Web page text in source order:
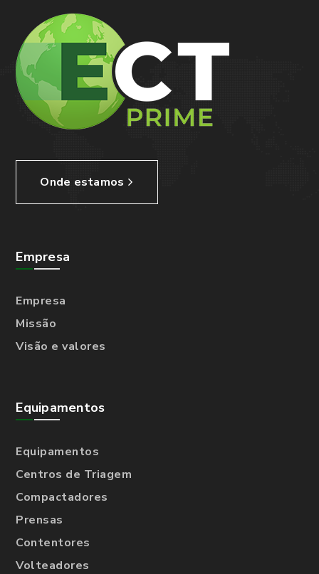
Onde estamos
Empresa
Empresa
Missão
Visão e valores
Equipamentos
Equipamentos
Centros de Triagem
Compactadores
Prensas
Contentores
Volteadores